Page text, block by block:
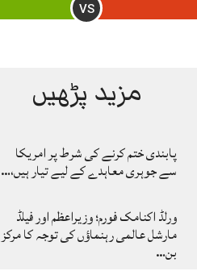
VS
مزید پڑھیں
پابندی ختم کرنے کی شرط پر امریکا
سے جوہری معاہدے کے لیے تیار ہیں،…
ورلڈ اکنامک فورم؛ وزیراعظم اور فیلڈ
مارشل عالمی رہنماؤں کی توجہ کا مرکز
بن…